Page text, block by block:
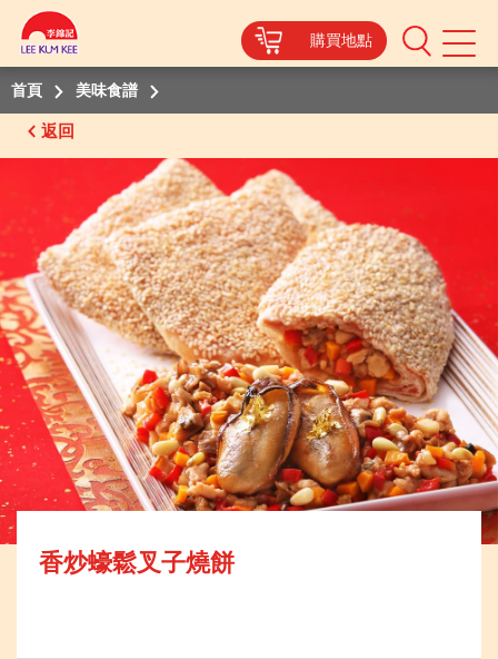
購買地點
Mobile
Menu
首頁
美味食譜
返回
香炒蠔鬆叉子燒餅